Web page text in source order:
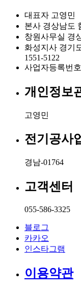
대표자 고영민
본사 경상남도
창원사무실 경
화성지사 경기
1551-5122
사업자등록번호
개인정보
고영민
전기공사
경남-01764
고객센터
055-586-3325
블로그
카카오
인스타그램
이용약관